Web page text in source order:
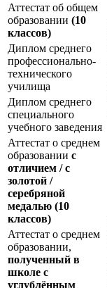
Аттестат об общем
образовании (10
классов)
Диплом среднего
профессионально-
технического
училища
Диплом среднего
специального
учебного заведения
Аттестат о среднем
образовании с
отличием / с
золотой /
серебряной
медалью (10
классов)
Аттестат о среднем
образовании,
полученный в
школе с
углублённым